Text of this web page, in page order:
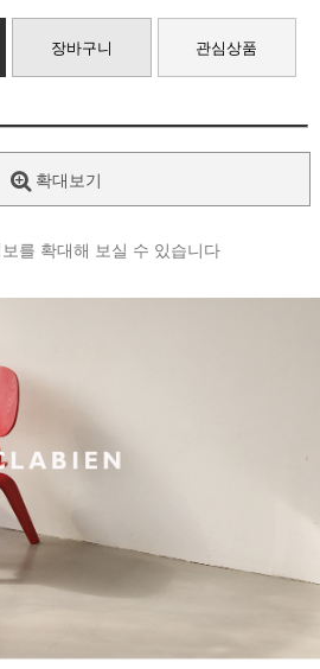
장바구니 관심상품
확대보기
를 확대해 보실 수 있습니다